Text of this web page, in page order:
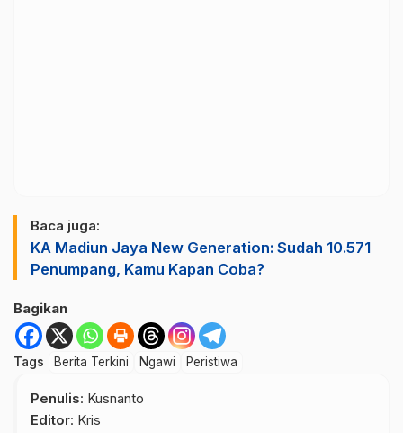
Baca juga:
KA Madiun Jaya New Generation: Sudah 10.571
Penumpang, Kamu Kapan Coba?
Bagikan
Tags Berita Terkini Ngawi Peristiwa
Penulis: Kusnanto
Editor: Kris